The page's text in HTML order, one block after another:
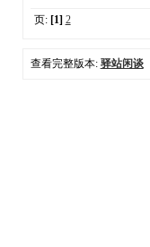
页: [1] 2
查看完整版本: 驿站闲谈